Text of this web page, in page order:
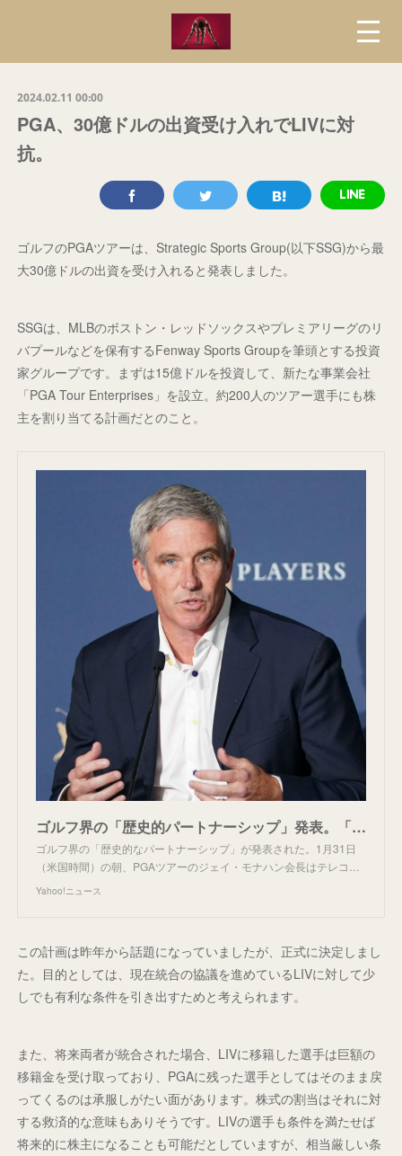
2024.02.11 00:00
PGA、30億ドルの出資受け入れでLIVに対
抗。
ゴルフのPGAツアーは、Strategic Sports Group(以下SSG)から最
大30億ドルの出資を受け入れると発表しました。
SSGは、MLBのボストン・レッドソックスやプレミアリーグのリ
バプールなどを保有するFenway Sports Groupを筆頭とする投資
家グループです。まずは15億ドルを投資して、新たな事業会社
「PGA Tour Enterprises」を設立。約200人のツアー選手にも株
主を割り当てる計画だとのこと。
ゴルフ界の「歴史的パートナーシップ」発表。「PGAツアー・エンタープライズ」が創設される #ゴルフ（舩越園子） - エキスパート - Yahoo!ニュース
ゴルフ界の「歴史的なパートナーシップ」が発表された。1月31日
（米国時間）の朝、PGAツアーのジェイ・モナハン会長はテレコ…
Yahoo!ニュース
この計画は昨年から話題になっていましたが、正式に決定しまし
た。目的としては、現在統合の協議を進めているLIVに対して少
しでも有利な条件を引き出すためと考えられます。
また、将来両者が統合された場合、LIVに移籍した選手は巨額の
移籍金を受け取っており、PGAに残った選手としてはそのまま戻
ってくるのは承服しがたい面があります。株式の割当はそれに対
する救済的な意味もありそうです。LIVの選手も条件を満たせば
将来的に株主になることも可能だとしていますが、相当厳しい条